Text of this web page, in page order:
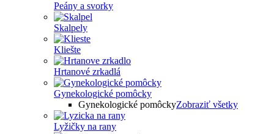
Peány a svorky
Skalpely
Kliešte
Hrtanové zrkadlá
Gynekologické pomôcky
Gynekologické pomôckyZobraziť všetky
Lyžičky na rany